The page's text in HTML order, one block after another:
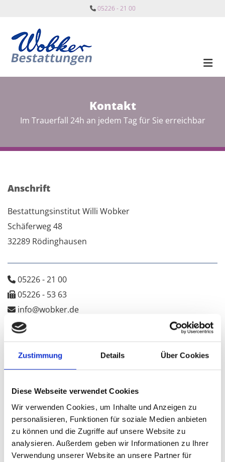
Zustimmung Details Über Cookies
Diese Webseite verwendet Cookies
Wir verwenden Cookies, um Inhalte und Anzeigen zu
personalisieren, Funktionen für soziale Medien anbieten
zu können und die Zugriffe auf unsere Website zu
analysieren. Außerdem geben wir Informationen zu Ihrer
Verwendung unserer Website an unsere Partner für
 05226 - 21 00
Kontakt
Im Trauerfall 24h an jedem Tag für Sie erreichbar
Anschrift
Bestattungsinstitut Willi Wobker
Schä­f­er­weg 48
32289 Rö­ding­hau­sen
 05226 - 21 00
 05226 - 53 63
 info@​wobker.​de
Schreiben Sie uns